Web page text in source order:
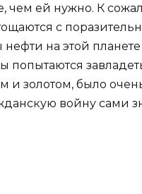
чем ей нужно. К
с
нефти на этой
попытаются
и золотом, было
войну сами